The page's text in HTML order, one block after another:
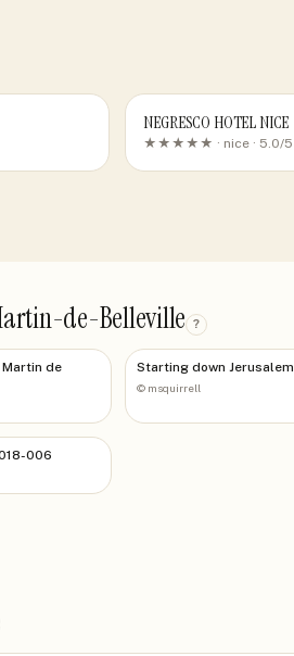
NEGRESCO HOTEL NICE
★★★★★ · nice · 5.0/5
de-Belleville ?
de
Starting down Jerusalem
© msquirrell
006